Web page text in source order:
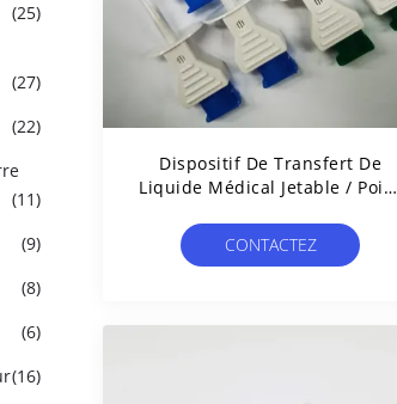
(25)
(27)
(22)
(11)
(9)
(8)
(6)
(16)
Dispositif De Transfert De
Liquide Médical Jetable / Point
CONTACTEZ